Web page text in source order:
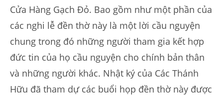
Cửa Hàng Gạch Đỏ. Bao gồm như một phần của
các nghi lễ đền thờ này là một lời cầu nguyện
chung trong đó những người tham gia kết hợp
đức tin của họ cầu nguyện cho chính bản thân
và những người khác. Nhật ký của Các Thánh
Hữu đã tham dự các buổi họp đền thờ này được